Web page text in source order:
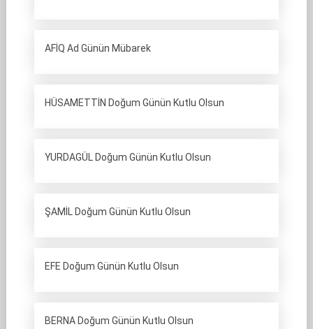
AFİQ Ad Günün Mübarek
HÜSAMETTİN Doğum Günün Kutlu Olsun
YURDAGÜL Doğum Günün Kutlu Olsun
ŞAMİL Doğum Günün Kutlu Olsun
EFE Doğum Günün Kutlu Olsun
BERNA Doğum Günün Kutlu Olsun